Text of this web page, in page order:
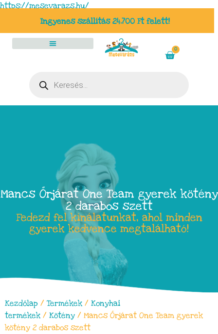
https://mesevarazs.hu/
Ingyenes szállítás 24.700 Ft felett!
0
Mancs Őrjárat One Team gyerek kötény
2 darabos szett
Fedezd fel kínálatunkat, ahol minden
gyerek kedvence megtalálható!
Kezdőlap / Termékek / Konyhai
termékek / Kötény / Mancs Őrjárat One Team gyerek
kötény 2 darabos szett